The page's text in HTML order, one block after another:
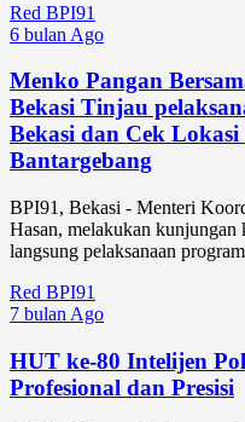
Red BPI91
6 bulan Ago
Menko Pangan
Bekasi Tinjau
Bekasi dan Cek
Bantargebang
BPI91, Bekasi - Menteri
Hasan, melakukan
langsung pelaksanaan
Red BPI91
7 bulan Ago
HUT ke-80 Intelijen
Profesional dan Presisi